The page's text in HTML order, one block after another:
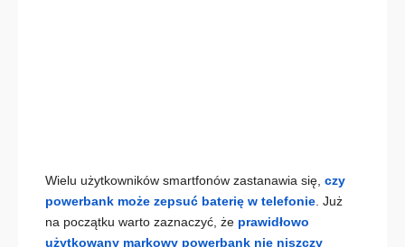
Wielu użytkowników smartfonów zastanawia się,czy
powerbank może zepsuć baterię w telefonie. Już
na początku warto zaznaczyć, że prawidłowo
użytkowany markowy powerbank nie niszczy